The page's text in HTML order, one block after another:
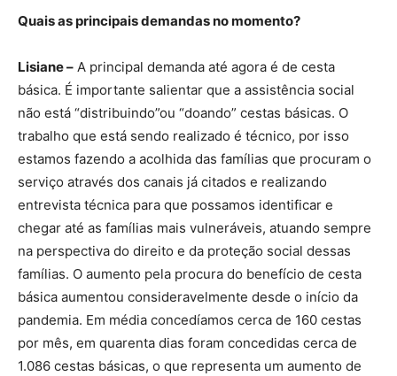
Quais as principais demandas no momento?
Lisiane – A principal demanda até agora é de cesta
básica. É importante salientar que a assistência social
não está “distribuindo”ou “doando” cestas básicas. O
trabalho que está sendo realizado é técnico, por isso
estamos fazendo a acolhida das famílias que procuram o
serviço através dos canais já citados e realizando
entrevista técnica para que possamos identificar e
chegar até as famílias mais vulneráveis, atuando sempre
na perspectiva do direito e da proteção social dessas
famílias. O aumento pela procura do benefício de cesta
básica aumentou consideravelmente desde o início da
pandemia. Em média concedíamos cerca de 160 cestas
por mês, em quarenta dias foram concedidas cerca de
1.086 cestas básicas, o que representa um aumento de